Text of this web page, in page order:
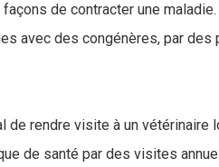
de contracter une maladie.
avec des congénères, par des
de rendre visite à un vétérinaire
de santé par des visites